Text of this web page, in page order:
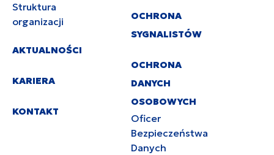
Struktura
organizacji
AKTUALNOŚCI
KARIERA
KONTAKT
OCHRONA
SYGNALISTÓW
OCHRONA
DANYCH
OSOBOWYCH
Oficer
Bezpieczeństwa
Danych